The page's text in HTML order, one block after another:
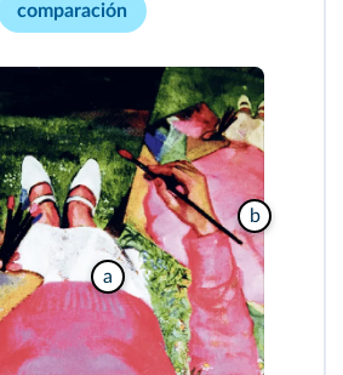
comparación
a
b